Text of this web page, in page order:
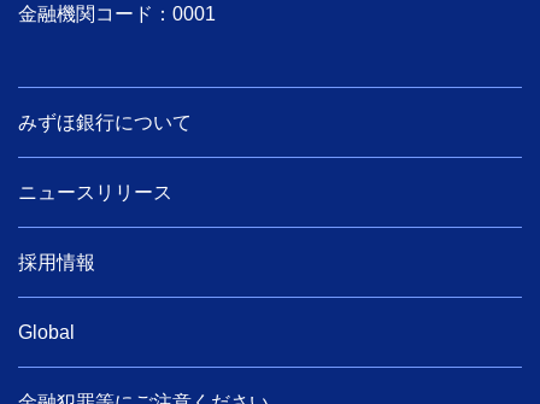
金融機関コード：0001
みずほ銀行について
ニュースリリース
採用情報
Global